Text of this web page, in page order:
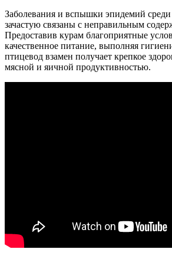
Заболевания и вспышки эпидемий среди
зачастую связаны с неправильным
Предоставив курам благоприятные
качественное питание, выполняя
птицевод взамен получает крепкое
мясной и яичной продуктивностью.